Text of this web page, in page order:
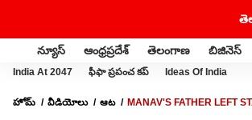
న్యూస్ ఆంధ్రప్రదేశ్ తెలంగాణ బిజినెస్
India At 2047 ఫీఫా ప్రపంచ కప్ Ideas Of India
హోమ్ వీడియోలు ఆట
MANAV'S FATHER LEFT